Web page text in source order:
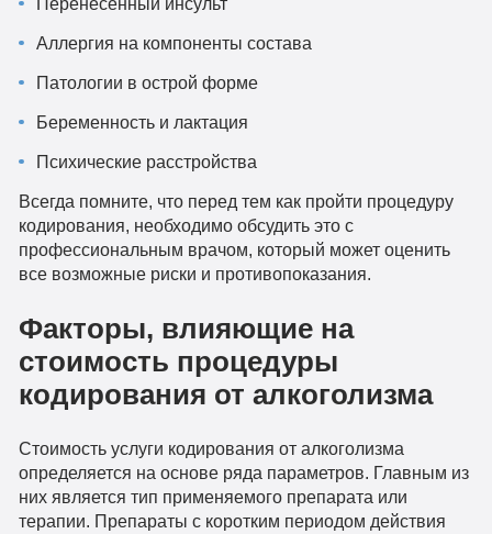
Аллергия на компоненты состава
Патологии в острой форме
Беременность и лактация
Психические расстройства
Всегда помните, что перед тем как пройти процедуру
кодирования, необходимо обсудить это с
профессиональным врачом, который может оценить
все возможные риски и противопоказания.
Факторы, влияющие на
стоимость процедуры
кодирования от алкоголизма
Стоимость услуги кодирования от алкоголизма
определяется на основе ряда параметров. Главным из
них является тип применяемого препарата или
терапии. Препараты с коротким периодом действия